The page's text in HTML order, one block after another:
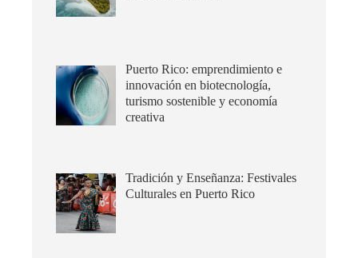
Puerto Rico: emprendimiento e
innovación en biotecnología,
turismo sostenible y economía
creativa
Tradición y Enseñanza: Festivales
Culturales en Puerto Rico